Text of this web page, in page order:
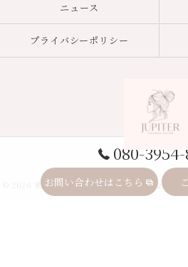
080-
お問い合わせはこちら
ニュース
プライバシーポリシー
© 2026 熊本県熊本市のエクステ専門店なら